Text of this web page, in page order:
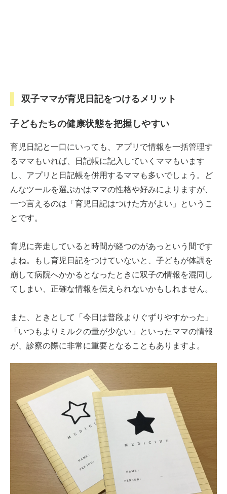
双子ママが育児日記をつけるメリット
子どもたちの健康状態を把握しやすい
育児日記と一口にいっても、アプリで情報を一括管理す
るママもいれば、日記帳に記入していくママもいます
し、アプリと日記帳を併用するママも多いでしょう。ど
んなツールを選ぶかはママの性格や好みによりますが、
一つ言えるのは「育児日記はつけた方がよい」というこ
とです。
育児に奔走していると時間が経つのがあっという間です
よね。もし育児日記をつけていないと、子どもが体調を
崩して病院へかかるとなったときに双子の情報を混同し
てしまい、正確な情報を伝えられないかもしれません。
また、ときとして「今日は普段よりぐずりやすかった」
「いつもよりミルクの量が少ない」といったママの情報
が、診察の際に非常に重要となることもありますよ。